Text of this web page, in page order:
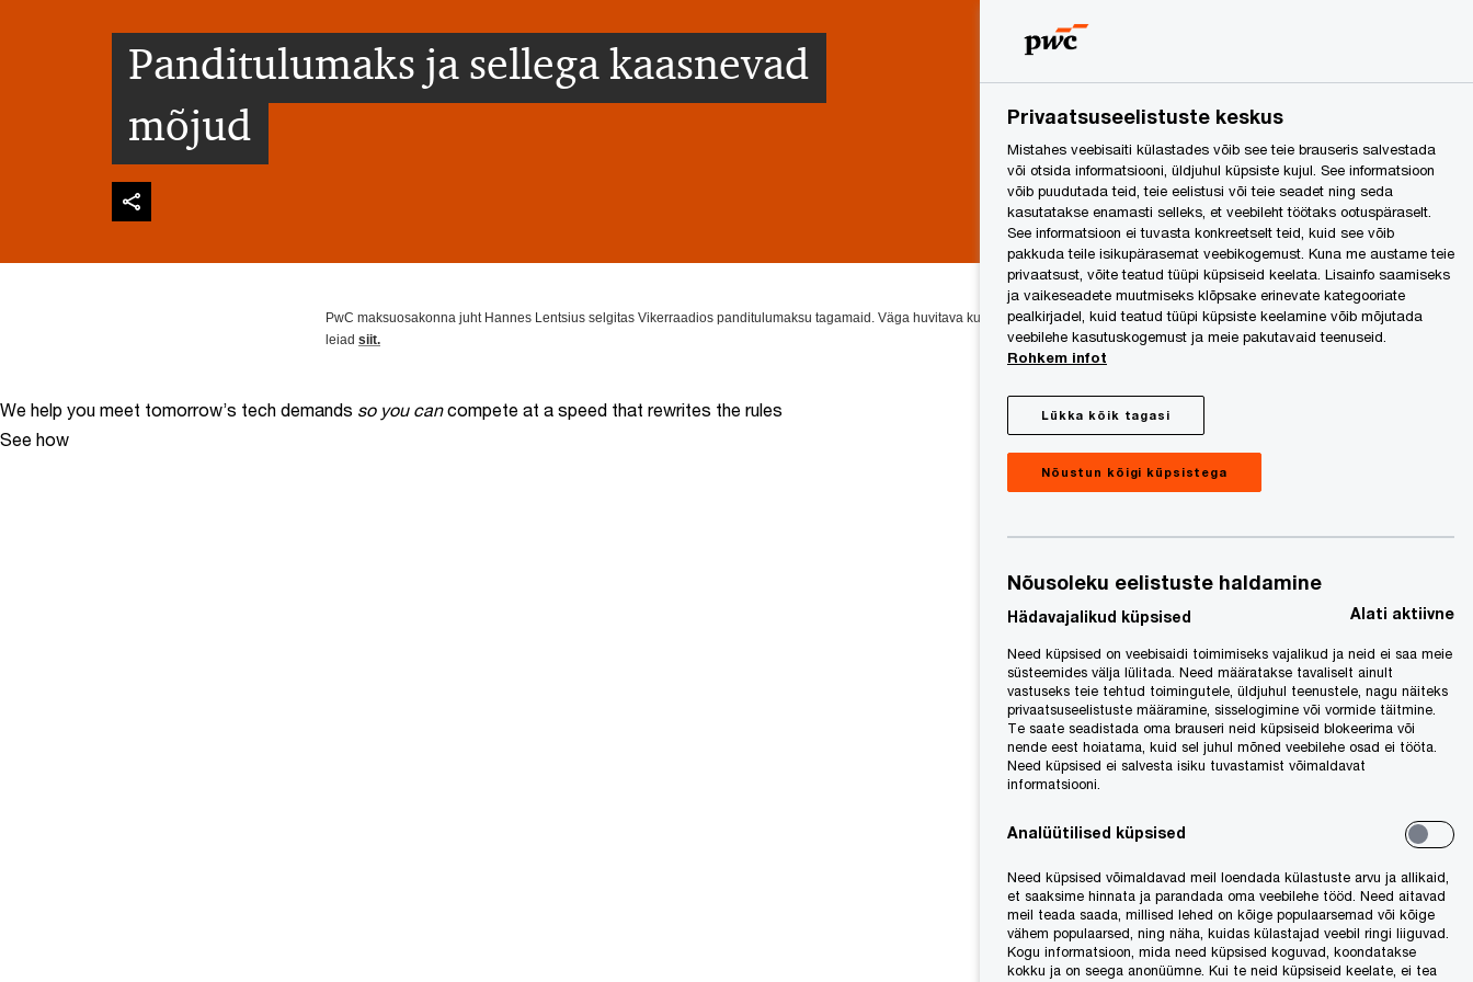
Panditulumaks ja sellega kaasnevad
mõjud
PwC maksuosakonna juht Hannes Lentsius selgitas Vikerraadios panditulumaksu tagamaid. Väga huvitava kuulamise
leiad siit.
We help you meet tomorrow’s tech demands so you can compete at a speed that rewrites the rules
See how
Privaatsuseelistuste keskus
Mistahes veebisaiti külastades võib see teie brauseris salvestada
või otsida informatsiooni, üldjuhul küpsiste kujul. See informatsioon
võib puudutada teid, teie eelistusi või teie seadet ning seda
kasutatakse enamasti selleks, et veebileht töötaks ootuspäraselt.
See informatsioon ei tuvasta konkreetselt teid, kuid see võib
pakkuda teile isikupärasemat veebikogemust. Kuna me austame teie
privaatsust, võite teatud tüüpi küpsiseid keelata. Lisainfo saamiseks
ja vaikeseadete muutmiseks klõpsake erinevate kategooriate
pealkirjadel, kuid teatud tüüpi küpsiste keelamine võib mõjutada
veebilehe kasutuskogemust ja meie pakutavaid teenuseid.
Rohkem infot
Lükka kõik tagasi
Nõustun kõigi küpsistega
Nõusoleku eelistuste haldamine
Hädavajalikud küpsised Alati aktiivne
Need küpsised on veebisaidi toimimiseks vajalikud ja neid ei saa meie
süsteemides välja lülitada. Need määratakse tavaliselt ainult
vastuseks teie tehtud toimingutele, üldjuhul teenustele, nagu näiteks
privaatsuseelistuste määramine, sisselogimine või vormide täitmine.
Te saate seadistada oma brauseri neid küpsiseid blokeerima või
nende eest hoiatama, kuid sel juhul mõned veebilehe osad ei tööta.
Need küpsised ei salvesta isiku tuvastamist võimaldavat
informatsiooni.
Analüütilised küpsised
Need küpsised võimaldavad meil loendada külastuste arvu ja allikaid,
et saaksime hinnata ja parandada oma veebilehe tööd. Need aitavad
meil teada saada, millised lehed on kõige populaarsemad või kõige
vähem populaarsed, ning näha, kuidas külastajad veebil ringi liiguvad.
Kogu informatsioon, mida need küpsised koguvad, koondatakse
kokku ja on seega anonüümne. Kui te neid küpsiseid keelate, ei tea